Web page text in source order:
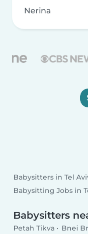
Nerina
Babysitters in Tel
Babysitting Jobs in
Babysitters
Petah Tikva Bnei